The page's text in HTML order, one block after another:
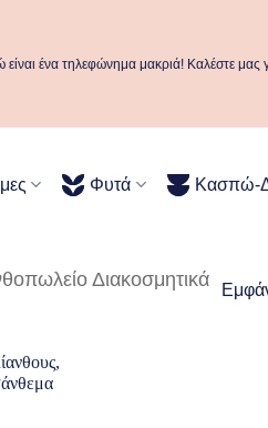
είναι ένα τηλεφώνημα μακριά! Καλέστε μας
Φυτά Κασπώ-
Διακοσμητικά